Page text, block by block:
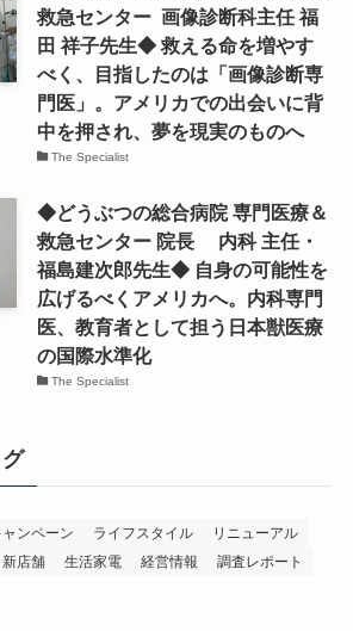
救急センター 画像診断科主任 福
田 祥子先生◆ 救える命を増やす
べく、目指したのは「画像診断専
門医」。アメリカでの出会いに背
中を押され、夢を現実のものへ
The Specialist
◆どうぶつの総合病院 専門医療＆
救急センター 院長 内科 主任・
福島建次郎先生◆ 自身の可能性を
広げるべくアメリカへ。内科専門
医、教育者として担う日本獣医療
の国際水準化
The Specialist
ャンペーン ライフスタイル
リニューアル
新店舗 生活家電 経営情報
調査レポート